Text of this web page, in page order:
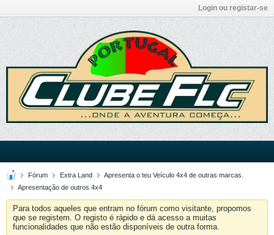
Login ou registar-se
Fórum Extra Land
Apresenta o teu Veículo 4x4 de outras marcas.
Apresentação de outros 4x4
Para todos aqueles que entram no fórum como visitante, propomos
que se registem. O registo é rápido e dá acesso a muitas
funcionalidades que não estão disponíveis de outra forma.